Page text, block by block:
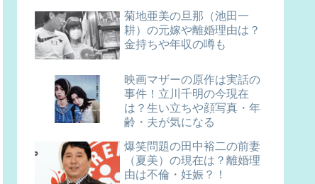
菊地亜美の旦那（池田一
耕）の元嫁や離婚理由は？
金持ちや年収の噂も
映画マザーの原作は実話の
事件！立川千明の今現在
は？生い立ちや顔写真・年
齢・夫が気になる
爆笑問題の田中裕二の前妻
（夏美）の現在は？離婚理
由は不倫・妊娠？！